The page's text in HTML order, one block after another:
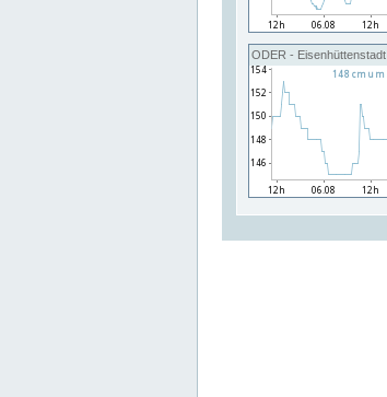
ODER - Eisenhüttenstadt